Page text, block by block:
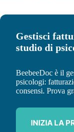
Gestisci
studio di
BeebeeDoc è il
psicologi:
consensi. Prova
INIZIA LA